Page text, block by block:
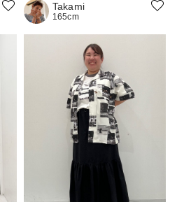
Takami
165cm